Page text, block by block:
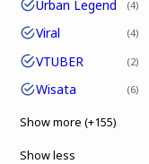
Urban Legend 4
Viral 4
VTUBER 2
Wisata 6
Show more (+155)
Show less